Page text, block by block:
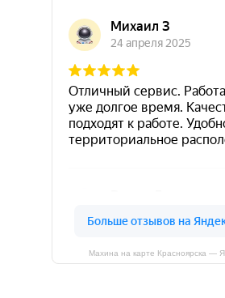
Махина на карте Красноярска —